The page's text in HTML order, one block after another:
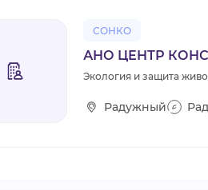
СОНКО
АНО ЦЕНТР
Экология и защита
Радужный